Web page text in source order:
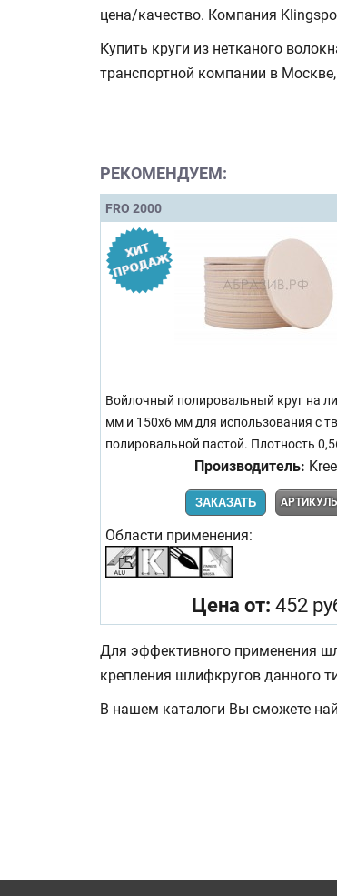
цена/качество. Компания
Купить круги из нетканого
транспортной компании в
РЕКОМЕНДУЕМ:
FRO 2000
Войлочный полировальный круг на
мм и 150x6 мм для использования с
полировальной пастой. Плотность
Производитель:
ЗАКАЗАТЬ
Области применения:
Цена от: 452
Для эффективного применения
крепления шлифкругов данного
В нашем каталоги Вы сможете